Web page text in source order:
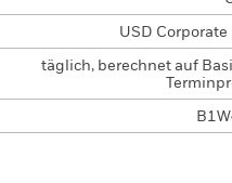
USD Corporate
täglich, berechnet auf